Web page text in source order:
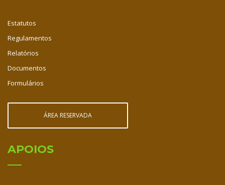
Estatutos
Regulamentos
Relatórios
Documentos
Formulários
ÁREA RESERVADA
APOIOS